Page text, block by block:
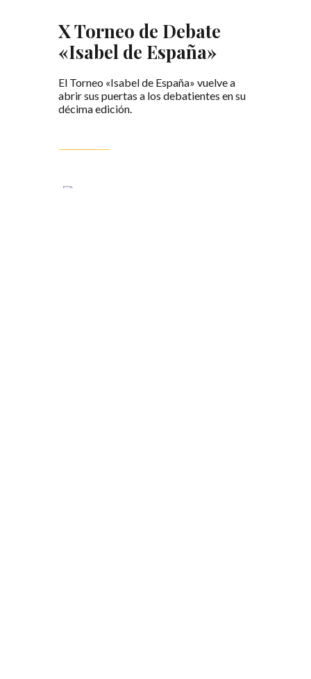
X Torneo de Debate
«Isabel de España»
El Torneo «Isabel de España» vuelve a
abrir sus puertas a los debatientes en su
décima edición.